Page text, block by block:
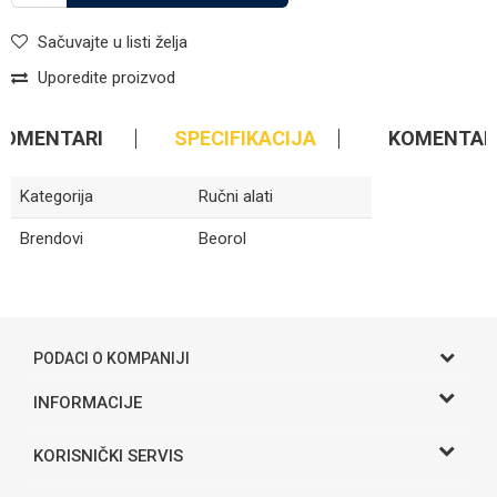
Sačuvajte u listi želja
Uporedite proizvod
SPECIFIKACIJA
Kategorija Ručni alati
Brendovi Beorol
Poruka
PODACI O KOMPANIJI
Gama S doo
Adresa
INFORMACIJE
O nama
KORISNIČKI SERVIS